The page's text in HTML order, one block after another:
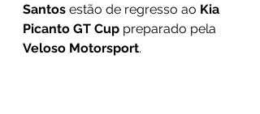
Santos estão de regresso ao Kia
Picanto GT Cup preparado pela
Veloso Motorsport.